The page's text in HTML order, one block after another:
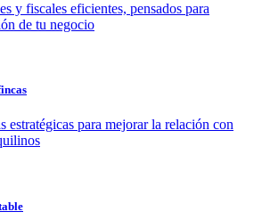
y fiscales eficientes, pensados para
de tu negocio
estratégicas para mejorar la relación con